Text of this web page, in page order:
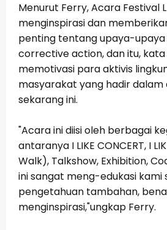
Menurut Ferry, Acara Festival
menginspirasi dan
penting tentangupaya-
corrective action, dan itu,
memotivasi para aktivis
masyarakat yang hadir dalam
sekarang ini.
"Acara inidiisi oleh berbagai
antaranya I LIKE CONCERT, I
Walk), Talkshow, Exhibition,
ini sangat meng-edukasi kami
pengetahuan tambahan,
menginspirasi,"ungkap Ferry.